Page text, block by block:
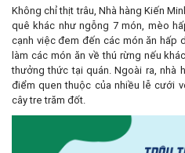
Không chỉ thịt trâu, Nhà hàng Kiến
quê khác như ngỗng 7 món, mèo
cạnh việc đem đến các món ăn hấp
làm các món ăn về thú rừng nếu
thưởng thức tại quán. Ngoài ra, nhà
điểm quen thuộc của nhiều lễ cưới
cây tre trăm đốt.